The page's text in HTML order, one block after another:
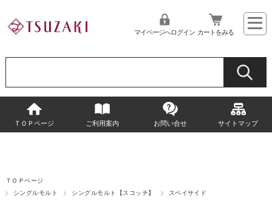
マイページへログイン カートをみる
ＴＯＰページ ご利用案内 お問い合せ サイトマップ
ＴＯＰページ
シングルモルト
シングルモルト【スコッチ】
スペイサイド